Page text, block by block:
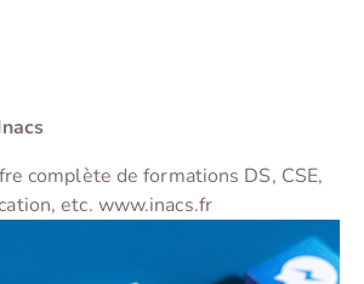
complète de formations DS, CSE,
etc. www.inacs.fr